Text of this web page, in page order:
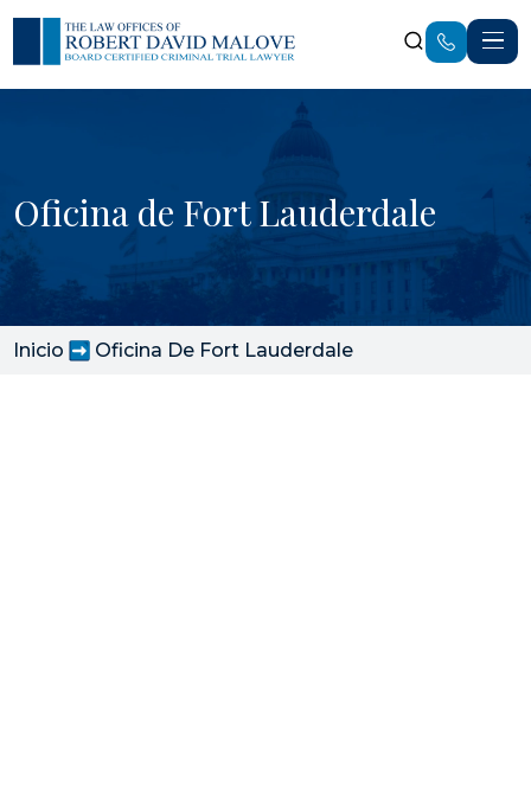
Oficina de Fort Lauderdale
Inicio Oficina De Fort Lauderdale